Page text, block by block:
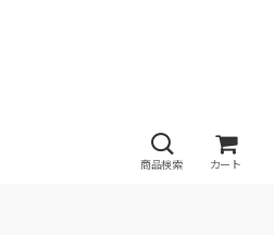
商品検索 カート